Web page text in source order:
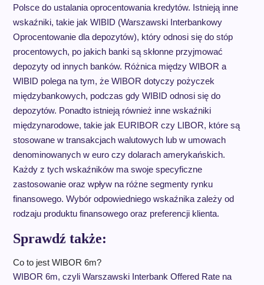
Polsce do ustalania oprocentowania kredytów. Istnieją inne
wskaźniki, takie jak WIBID (Warszawski Interbankowy
Oprocentowanie dla depozytów), który odnosi się do stóp
procentowych, po jakich banki są skłonne przyjmować
depozyty od innych banków. Różnica między WIBOR a
WIBID polega na tym, że WIBOR dotyczy pożyczek
międzybankowych, podczas gdy WIBID odnosi się do
depozytów. Ponadto istnieją również inne wskaźniki
międzynarodowe, takie jak EURIBOR czy LIBOR, które są
stosowane w transakcjach walutowych lub w umowach
denominowanych w euro czy dolarach amerykańskich.
Każdy z tych wskaźników ma swoje specyficzne
zastosowanie oraz wpływ na różne segmenty rynku
finansowego. Wybór odpowiedniego wskaźnika zależy od
rodzaju produktu finansowego oraz preferencji klienta.
Sprawdź także:
Co to jest WIBOR 6m?
WIBOR 6m, czyli Warszawski Interbank Offered Rate na